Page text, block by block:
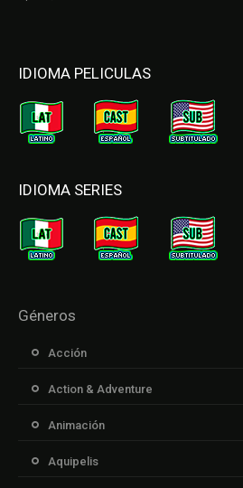
IDIOMA PELICULAS
IDIOMA SERIES
Géneros
Acción
Action & Adventure
Animación
Aquipelis